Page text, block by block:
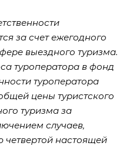
за счет ежегодного
выездного туризма.
туроператора в фонд
туроператора
цены туристского
туризма за
случаев,
четвертой настоящей